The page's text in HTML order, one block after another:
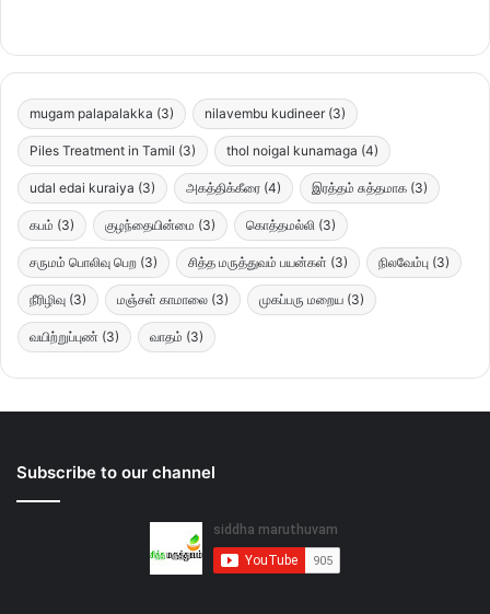
mugam palapalakka (3) nilavembu kudineer (3)
Piles Treatment in Tamil (3) thol noigal kunamaga (4)
udal edai kuraiya (3) அகத்திக்கீரை (4) இரத்தம் சுத்தமாக (3)
கபம் (3) குழந்தையின்மை (3) கொத்தமல்லி (3)
சருமம் பொலிவு பெற (3) சித்த மருத்துவம் பயன்கள் (3) நிலவேம்பு (3)
நீரிழிவு (3) மஞ்சள் காமாலை (3) முகப்பரு மறைய (3)
வயிற்றுப்புண் (3) வாதம் (3)
Subscribe to our channel